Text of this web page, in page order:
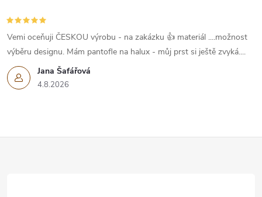
Jana Šafářová
4.8.2026
Vemi oceňuji ČESKOU výrobu - na zakázku 👍 materiál ....možnost
výběru designu. Mám pantofle na halux - můj prst si ještě zvyká....